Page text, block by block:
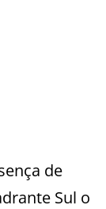
de
Sul o